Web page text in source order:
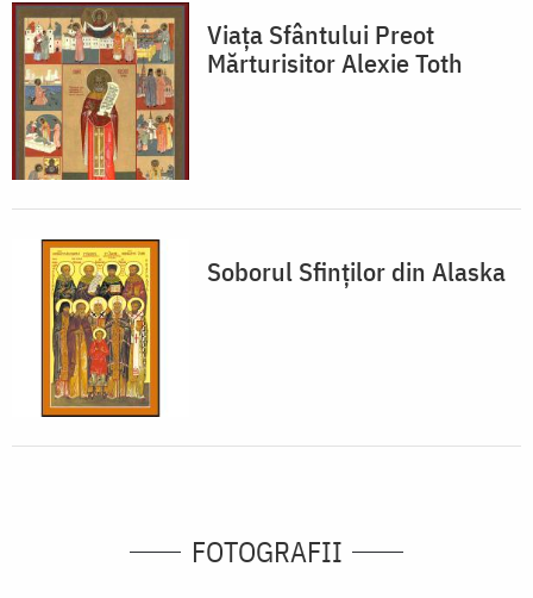
Viața Sfântului Preot
Mărturisitor Alexie Toth
Soborul Sfinților din Alaska
FOTOGRAFII